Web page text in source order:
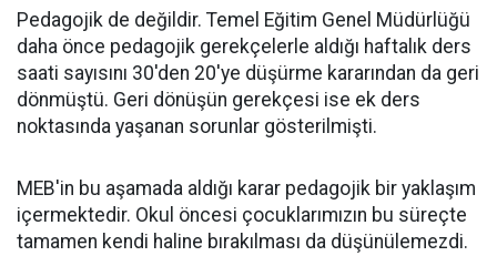
Pedagojik de değildir. Temel Eğitim Genel Müdürlüğü
daha önce pedagojik gerekçelerle aldığı haftalık ders
saati sayısını 30'den 20'ye düşürme kararından da geri
dönmüştü. Geri dönüşün gerekçesi ise ek ders
noktasında yaşanan sorunlar gösterilmişti.
MEB'in bu aşamada aldığı karar pedagojik bir yaklaşım
içermektedir. Okul öncesi çocuklarımızın bu süreçte
tamamen kendi haline bırakılması da düşünülemezdi.